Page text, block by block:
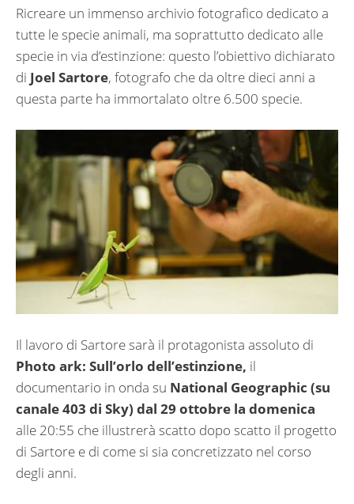
Ricreare un immenso archivio fotografico dedicato a
tutte le specie animali, ma soprattutto dedicato alle
specie in via d’estinzione: questo l’obiettivo dichiarato
di Joel Sartore, fotografo che da oltre dieci anni a
questa parte ha immortalato oltre 6.500 specie.
Il lavoro di Sartore sarà il protagonista assoluto di
Photo ark: Sull’orlo dell’estinzione, il
documentario in onda su National Geographic (su
canale 403 di Sky) dal 29 ottobre la domenica
alle 20:55 che illustrerà scatto dopo scatto il progetto
di Sartore e di come si sia concretizzato nel corso
degli anni.